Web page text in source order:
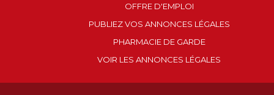
OFFRE D'EMPLOI
PUBLIEZ VOS ANNONCES LÉGALES
PHARMACIE DE GARDE
VOIR LES ANNONCES LÉGALES